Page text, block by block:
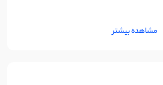
مشاهده بیشتر